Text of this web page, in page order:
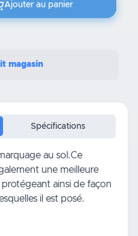
Ajouter au panier
magasin
Spécifications
au sol.Ce
une meilleure
ainsi de façon
il est posé.